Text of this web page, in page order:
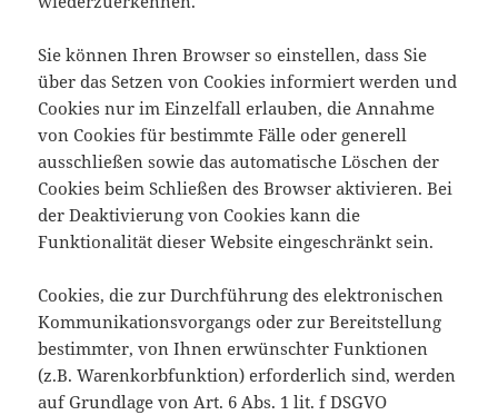
Sie können Ihren Browser so einstellen, dass Sie
über das Setzen von Cookies informiert werden und
Cookies nur im Einzelfall erlauben, die Annahme
von Cookies für bestimmte Fälle oder generell
ausschließen sowie das automatische Löschen der
Cookies beim Schließen des Browser aktivieren. Bei
der Deaktivierung von Cookies kann die
Funktionalität dieser Website eingeschränkt sein.
Cookies, die zur Durchführung des elektronischen
Kommunikationsvorgangs oder zur Bereitstellung
bestimmter, von Ihnen erwünschter Funktionen
(z.B. Warenkorbfunktion) erforderlich sind, werden
auf Grundlage von Art. 6 Abs. 1 lit. f DSGVO